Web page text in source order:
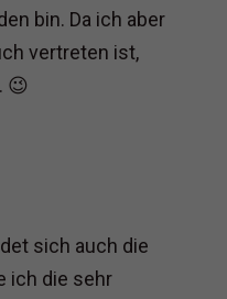
bin. Da ich aber
vertreten ist,
😉
sich auch die
ich die sehr